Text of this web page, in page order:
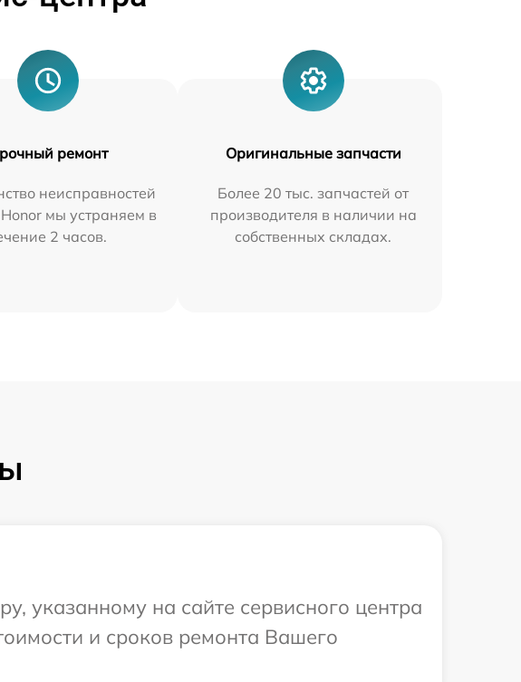
ремонт
неисправностей
мы устраняем в
2 часов.
Оригинальные запчасти
Более 20 тыс. запчастей от
производителя в наличии на
собственных складах.
указанному на сайте сервисного центра
и сроков ремонта Вашего